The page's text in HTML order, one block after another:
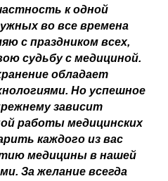
к одной
во все времена
с праздником всех,
судьбу с медициной.
обладает
Но успешное
зависит
работы медицинских
каждого из вас
медицины в нашей
За желание всегда